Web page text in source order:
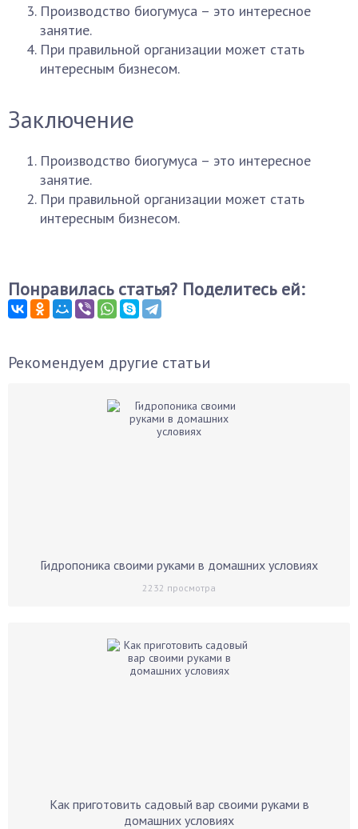
Производство биогумуса – это интересное
занятие.
При правильной организации может стать
интересным бизнесом.
Заключение
Производство биогумуса – это интересное
занятие.
При правильной организации может стать
интересным бизнесом.
Понравилась статья? Поделитесь ей:
Рекомендуем другие статьи
Гидропоника своими руками в домашних условиях
2232 просмотра
Как приготовить садовый вар своими руками в
домашних условиях